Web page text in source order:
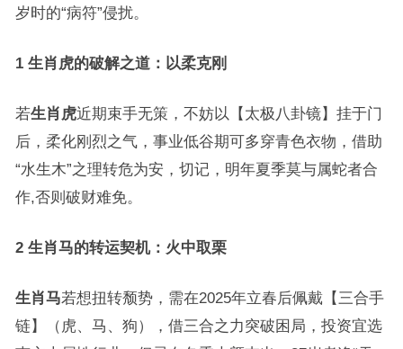
岁时的“病符”侵扰。
1 生肖虎的破解之道：以柔克刚
若生肖虎近期束手无策，不妨以【太极八卦镜】挂于门
后，柔化刚烈之气，事业低谷期可多穿青色衣物，借助
“水生木”之理转危为安，切记，明年夏季莫与属蛇者合
作,否则破财难免。
2 生肖马的转运契机：火中取栗
生肖马若想扭转颓势，需在2025年立春后佩戴【三合手
链】（虎、马、狗），借三合之力突破困局，投资宜选